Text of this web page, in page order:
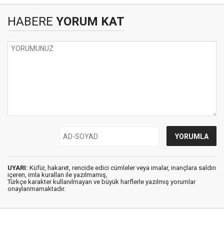
HABERE YORUM KAT
UYARI: Küfür, hakaret, rencide edici cümleler veya imalar, inançlara saldırı
içeren, imla kuralları ile yazılmamış,
Türkçe karakter kullanılmayan ve büyük harflerle yazılmış yorumlar
onaylanmamaktadır.